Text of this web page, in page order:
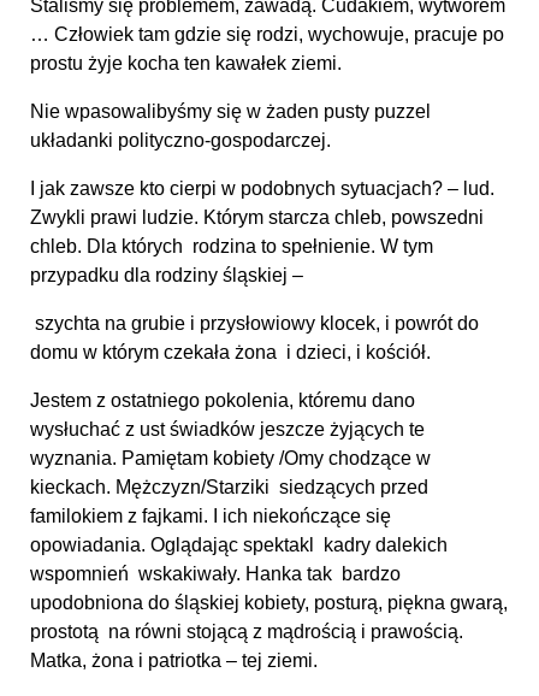
Staliśmy się problemem, zawadą. Cudakiem, wytworem
… Człowiek tam gdzie się rodzi, wychowuje, pracuje po
prostu żyje kocha ten kawałek ziemi.
Nie wpasowalibyśmy się w żaden pusty puzzel
układanki polityczno-gospodarczej.
I jak zawsze kto cierpi w podobnych sytuacjach? – lud.
Zwykli prawi ludzie. Którym starcza chleb, powszedni
chleb. Dla których rodzina to spełnienie. W tym
przypadku dla rodziny śląskiej –
szychta na grubie i przysłowiowy klocek, i powrót do
domu w którym czekała żona i dzieci, i kościół.
Jestem z ostatniego pokolenia, któremu dano
wysłuchać z ust świadków jeszcze żyjących te
wyznania. Pamiętam kobiety /Omy chodzące w
kieckach. Mężczyzn/Starziki siedzących przed
familokiem z fajkami. I ich niekończące się
opowiadania. Oglądając spektakl kadry dalekich
wspomnień wskakiwały. Hanka tak bardzo
upodobniona do śląskiej kobiety, posturą, piękna gwarą,
prostotą na równi stojącą z mądrością i prawością.
Matka, żona i patriotka – tej ziemi.